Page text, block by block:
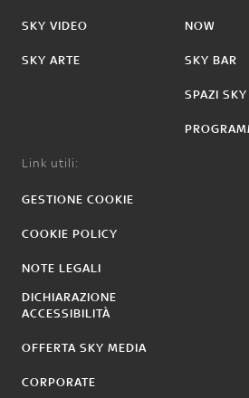
SKY VIDEO
SKY ARTE
NOW
SKY BAR
SPAZI SKY
Link utili:
GESTIONE COOKIE
COOKIE POLICY
NOTE LEGALI
DICHIARAZIONE
ACCESSIBILITÀ
OFFERTA SKY MEDIA
CORPORATE